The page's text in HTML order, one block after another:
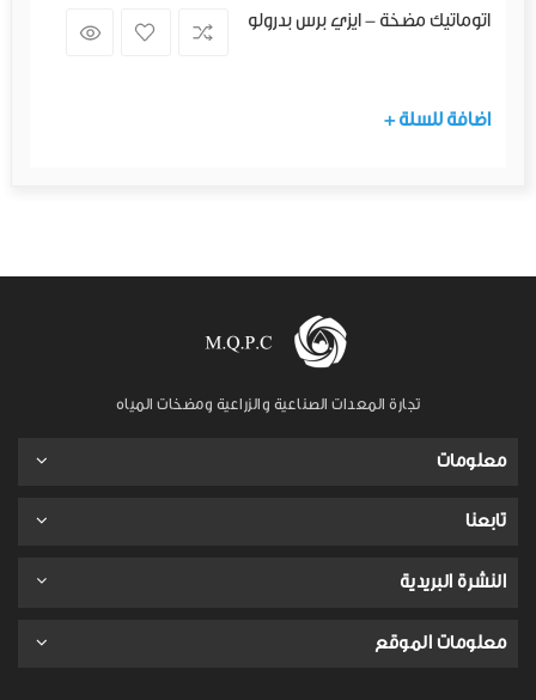
اتوماتيك مضخة - ايزي برس بدرولو
+ اضافة للسلة
تجارة المعدات الصناعية والزراعية ومضخات المياه
معلومات
تابعنا
النشرة البريدية
معلومات الموقع